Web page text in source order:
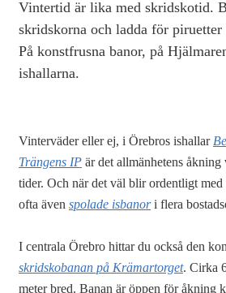
Vintertid är lika med skridskotid.
skridskorna och ladda för
På konstfrusna banor, på
ishallarna.
Vinterväder eller ej, i Örebros ishallar
Trängens IP är det allmänhetens åkning
tider. Och när det väl blir ordentligt
ofta även spolade isbanori flera
I centrala Örebro hittar du också den
skridskobanan på Krämartorget. Cirka
meter bred. Banan är öppen för åkning